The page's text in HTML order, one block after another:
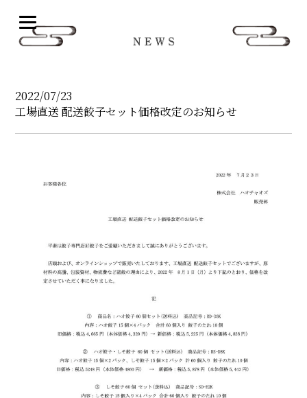
2022/07/23
工場直送 配送餃子セット価格改定のお知らせ